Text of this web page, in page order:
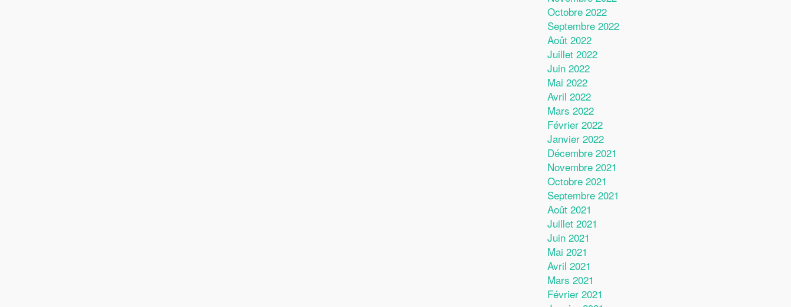
Octobre 2022
Septembre 2022
Août 2022
Juillet 2022
Juin 2022
Mai 2022
Avril 2022
Mars 2022
Février 2022
Janvier 2022
Décembre 2021
Novembre 2021
Octobre 2021
Septembre 2021
Août 2021
Juillet 2021
Juin 2021
Mai 2021
Avril 2021
Mars 2021
Février 2021